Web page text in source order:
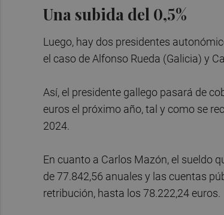
Una subida del 0,5%
Luego, hay dos presidentes
el caso de Alfonso Rueda (Galicia) y
Así, el presidente gallego pasará de
euros el próximo año, tal y como se
2024.
En cuanto a Carlos Mazón, el sueldo
de 77.842,56 anuales y las cuentas
retribución, hasta los 78.222,24 euros.